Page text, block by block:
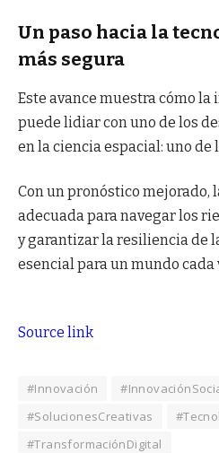
Un paso hacia la
más segura
Este avance muestra cómo
puede lidiar con uno de los
en la ciencia espacial: uno de
Con un pronóstico mejorado,
adecuada para navegar los
y garantizar la resiliencia de
esencial para un mundo cada
Source link
#Innovación
#SolucionesCreativas
#TransformaciónDigital